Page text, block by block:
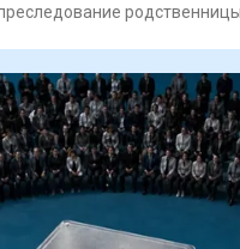
родственницы.